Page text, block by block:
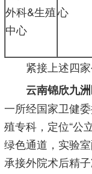
外科&生殖
中心
心
紧接上述四
云南锦欣九
一所经国家卫健
殖专科，定位“公
绿色通道，实验
承接外院术后精子